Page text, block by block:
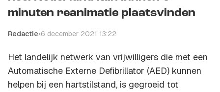
minuten reanimatie plaatsvinden
Redactie•6 december 2021 13:22
Het landelijk netwerk van vrijwilligers die met een
Automatische Externe Defibrillator (AED) kunnen
helpen bij een hartstilstand, is gegroeid tot